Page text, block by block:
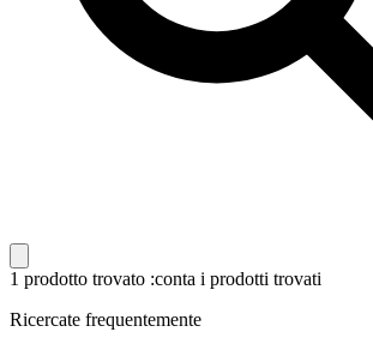
1 prodotto trovato :conta i prodotti trovati
Ricercate frequentemente